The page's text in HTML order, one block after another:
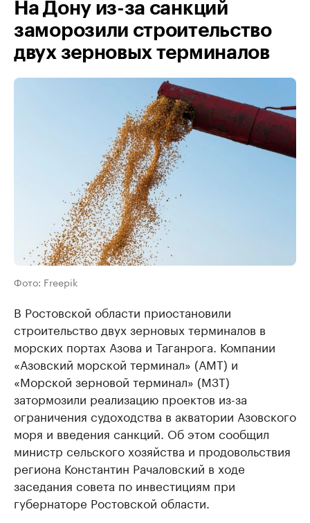
На Дону из-за санкций
заморозили строительство
двух зерновых терминалов
Фото: Freepik
В Ростовской области приостановили
строительство двух зерновых терминалов в
морских портах Азова и Таганрога. Компании
«Азовский морской терминал» (АМТ) и
«Морской зерновой терминал» (МЗТ)
затормозили реализацию проектов из-за
ограничения судоходства в акватории Азовского
моря и введения санкций. Об этом сообщил
министр сельского хозяйства и продовольствия
региона Константин Рачаловский в ходе
заседания совета по инвестициям при
губернаторе Ростовской области.